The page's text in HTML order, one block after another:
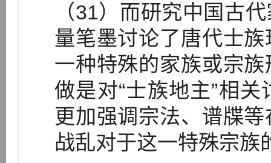
（31）而研究中国古
量笔墨讨论了唐代士
一种特殊的家族或宗
做是对“士族地主”相
更加强调宗法、谱牒
战乱对于这一特殊宗族